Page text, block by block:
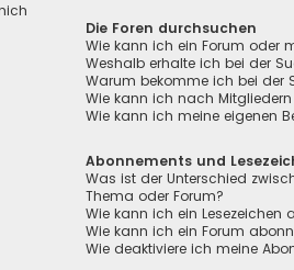
Die Foren durchsuchen
Wie kann ich ein Forum oder
Weshalb erhalte ich bei der
Warum bekomme ich bei der
Wie kann ich nach
Wie kann ich meine eigenen
Abonnements und
Was ist der Unterschied
Thema oder Forum?
Wie kann ich ein Lesezeichen
Wie kann ich ein Forum
Wie deaktiviere ich meine